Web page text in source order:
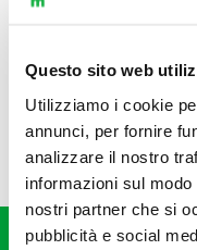
Questo sito web
Utilizziamo i cookie
annunci, per fornire
analizzare il nostro
informazioni sul
nostri partner che si
pubblicità e social